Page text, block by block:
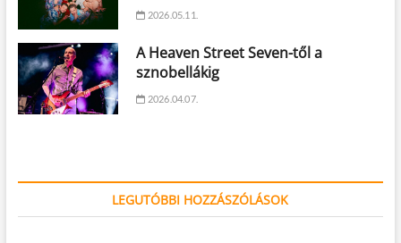
2026.05.11.
A Heaven Street Seven-től a
sznobellákig
2026.04.07.
LEGUTÓBBI HOZZÁSZÓLÁSOK